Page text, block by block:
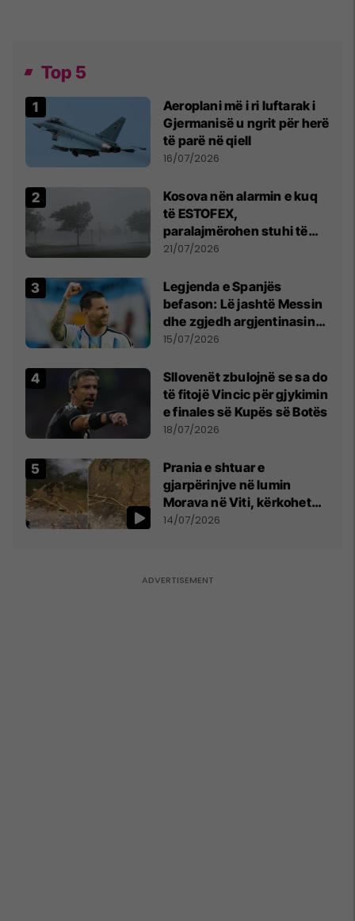
Top 5
Aeroplani më i ri luftarak i
Gjermanisë u ngrit për herë
të parë në qiell
16/07/2026
Kosova nën alarmin e kuq
të ESTOFEX,
paralajmërohen stuhi të
fuqishme me breshër dhe
21/07/2026
Legjenda e Spanjës
befason: Lë jashtë Messin
dhe zgjedh argjentinasin
më të mirë në botë
15/07/2026
Sllovenët zbulojnë se sa do
të fitojë Vincic për gjykimin
e finales së Kupës së Botës
18/07/2026
Prania e shtuar e
gjarpërinjve në lumin
Morava në Viti, kërkohet
kujdes nga qytetarët
14/07/2026